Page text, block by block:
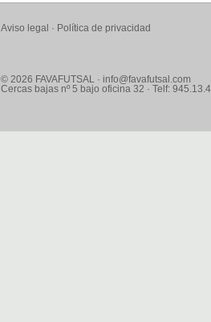
Aviso legal · Política de privacidad
© 2026 FAVAFUTSAL · info@favafutsal.com
Cercas bajas nº 5 bajo oficina 32 · Telf: